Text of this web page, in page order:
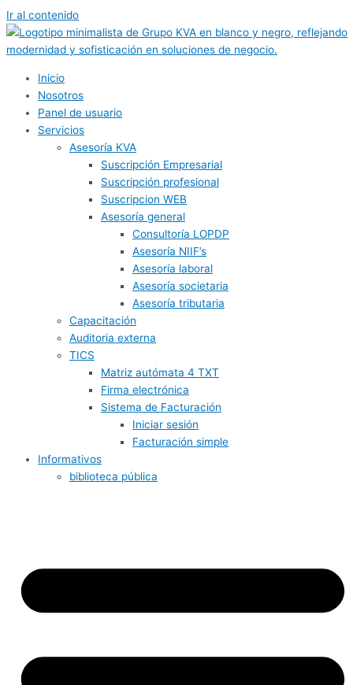
Ir al contenido
Inicio
Nosotros
Panel de usuario
Servicios
Asesoría KVA
Suscripción Empresarial
Suscripción profesional
Suscripcion WEB
Asesoría general
Consultoría LOPDP
Asesoría NIIF’s
Asesoría laboral
Asesoría societaria
Asesoría tributaria
Capacitación
Auditoria externa
TICS
Matriz autómata 4 TXT
Firma electrónica
Sistema de Facturación
Iniciar sesión
Facturación simple
Informativos
biblioteca pública